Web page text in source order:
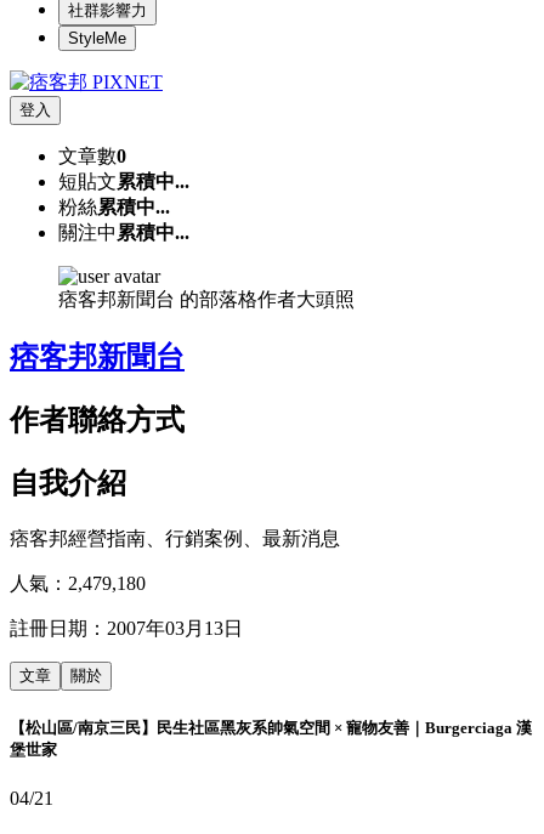
社群影響力
StyleMe
登入
文章數0
短貼文累積中...
粉絲累積中...
關注中 累積中...
痞客邦新聞台 的部落格作者大頭照
痞客邦新聞台
作者聯絡方式
自我介紹
痞客邦經營指南、行銷案例、最新消息
人氣： 2,479,180
註冊日期： 2007年03月13日
文章 關於
【松山區/南京三民】民生社區黑灰系帥氣空間 × 寵物友善｜Burgerciaga 漢
堡世家
04/21